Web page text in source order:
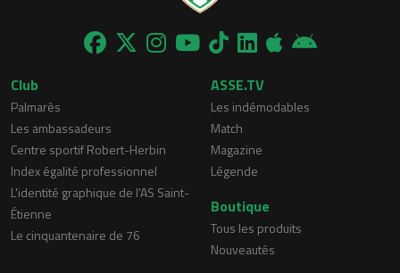
Club
Palmarès
Les ambassadeurs
Centre sportif Robert-Herbin
Index égalité professionnel
L'identité graphique de l'AS Saint-
Étienne
Le cinquantenaire de 76
ASSE.TV
Les indémodables
Match
Magazine
Légende
Boutique
Tous les produits
Nouveautés